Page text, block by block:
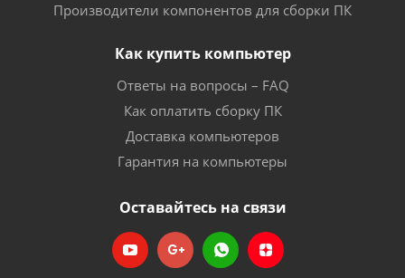
Производители компонентов для сборки ПК
Как купить компьютер
Ответы на вопросы – FAQ
Как оплатить сборку ПК
Доставка компьютеров
Гарантия на компьютеры
Оставайтесь на связи